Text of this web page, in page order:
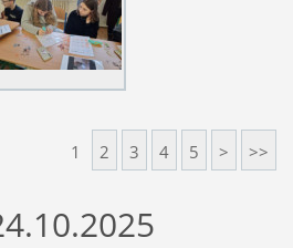
1 2 3 4 5 > >>